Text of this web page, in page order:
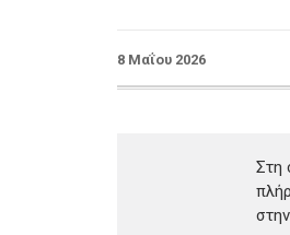
8 Μαΐου 2026
Στη